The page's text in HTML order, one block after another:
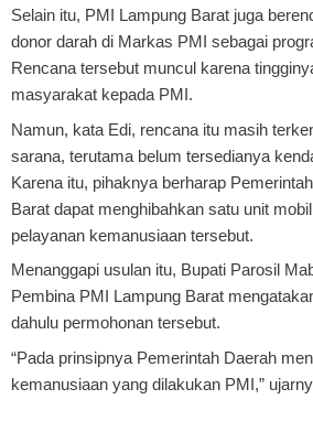
Selain itu, PMI Lampung Barat juga
donor darah di Markas PMI sebagai
Rencana tersebut muncul karena
masyarakat kepada PMI.
Namun, kata Edi, rencana itu masih
sarana, terutama belum tersedianya
Karena itu, pihaknya berharap
Barat dapat menghibahkan satu unit
pelayanan kemanusiaan tersebut.
Menanggapi usulan itu, Bupati Parosil
Pembina PMI Lampung Barat
dahulu permohonan tersebut.
“Pada prinsipnya Pemerintah Daerah
kemanusiaan yang dilakukan PMI,”